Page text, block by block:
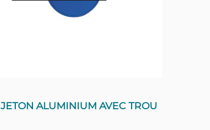
JETON ALUMINIUM AVEC TROU